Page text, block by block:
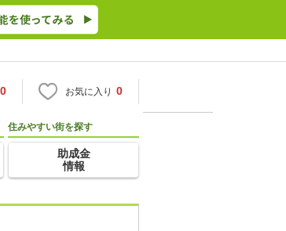
0 お気に入り 0
住みやすい街を探す
助成金
情報